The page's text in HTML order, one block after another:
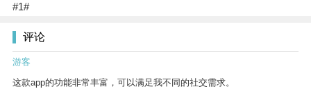
#1#
评论
游客
这款app的功能非常丰富，可以满足我不同的社交需求。